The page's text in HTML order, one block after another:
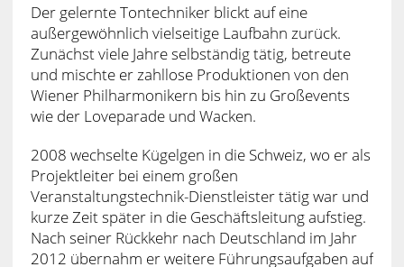
Der gelernte Tontechniker blickt auf eine
außergewöhnlich vielseitige Laufbahn zurück.
Zunächst viele Jahre selbständig tätig, betreute
und mischte er zahllose Produktionen von den
Wiener Philharmonikern bis hin zu Großevents
wie der Loveparade und Wacken.
2008 wechselte Kügelgen in die Schweiz, wo er als
Projektleiter bei einem großen
Veranstaltungstechnik-Dienstleister tätig war und
kurze Zeit später in die Geschäftsleitung aufstieg.
Nach seiner Rückkehr nach Deutschland im Jahr
2012 übernahm er weitere Führungsaufgaben auf